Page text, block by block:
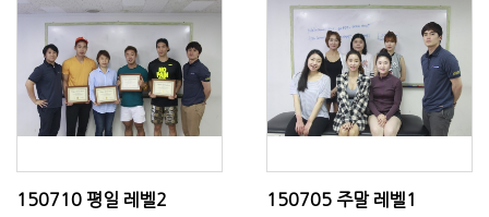
150710 평일 레벨2 150705 주말 레벨1